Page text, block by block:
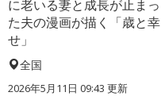
に老いる妻と成長が止まっ
た夫の漫画が描く「歳と幸
せ」
全国
2026年5月11日 09:43 更新